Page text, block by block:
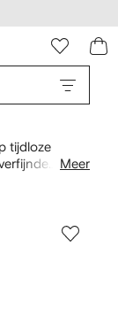
tijdloze
uit de Ice
je Chopard
Meer